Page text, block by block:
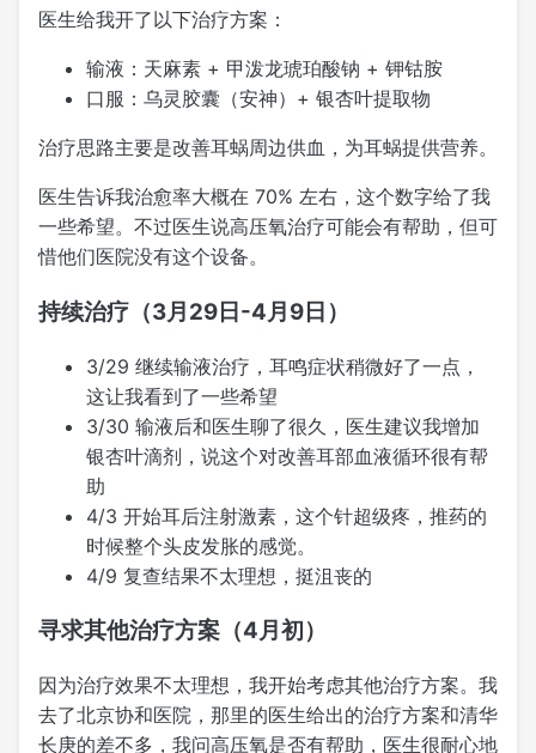
医生给我开了以下治疗方案：
输液：天麻素 + 甲泼龙琥珀酸钠 + 钾钴胺
口服：乌灵胶囊（安神）+ 银杏叶提取物
治疗思路主要是改善耳蜗周边供血，为耳蜗提供营养。
医生告诉我治愈率大概在 70% 左右，这个数字给了我
一些希望。不过医生说高压氧治疗可能会有帮助，但可
惜他们医院没有这个设备。
持续治疗（3月29日-4月9日）
3/29 继续输液治疗，耳鸣症状稍微好了一点，
这让我看到了一些希望
3/30 输液后和医生聊了很久，医生建议我增加
银杏叶滴剂，说这个对改善耳部血液循环很有帮
助
4/3 开始耳后注射激素，这个针超级疼，推药的
时候整个头皮发胀的感觉。
4/9 复查结果不太理想，挺沮丧的
寻求其他治疗方案（4月初）
因为治疗效果不太理想，我开始考虑其他治疗方案。我
去了北京协和医院，那里的医生给出的治疗方案和清华
长庚的差不多，我问高压氧是否有帮助，医生很耐心地